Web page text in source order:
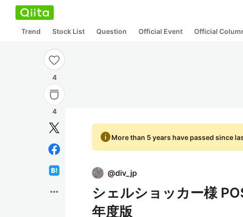
Trend Stock List Question Official Event Official
4
4
more_horiz
infoMore than 5 years have passed since
@div_jp
シェルショッカー様
年度版